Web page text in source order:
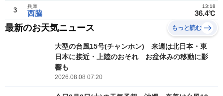
3 西脇
兵庫
36.4℃
13:18
最新のお天気ニュース もっと読む
大型の台風15号(チャンホン) 来週は北日本・東
日本に接近・上陸のおそれ お盆休みの移動に影
響も
2026.08.08 07:20